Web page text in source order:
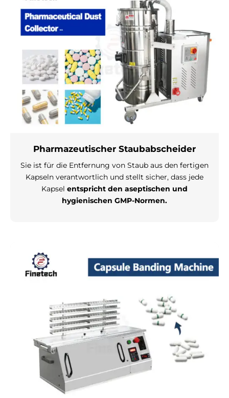
Pharmazeutischer Staubabscheider
Sie ist für die Entfernung von Staub aus den fertigen
Kapseln verantwortlich und stellt sicher, dass jede
Kapsel entspricht den aseptischen und
hygienischen GMP-Normen.